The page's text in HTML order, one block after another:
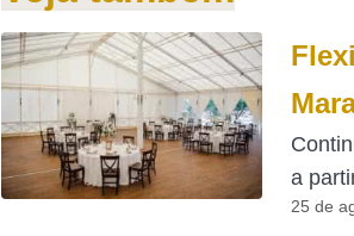
a
25 de